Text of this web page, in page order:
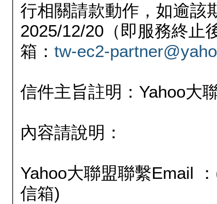
行相關請款動作，如逾該
2025/12/20（即服務終止
箱： tw-ec2-
信件主旨註明：Yahoo大
內容請說明：
Yahoo大聯盟聯繫Email
信箱)